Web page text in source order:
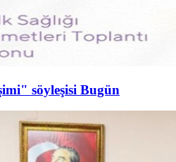
söyleşisi Bugün